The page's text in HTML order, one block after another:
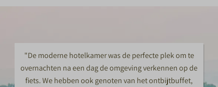
"De moderne hotelkamer was de perfecte plek om te
overnachten na een dag de omgeving verkennen op de
fiets. We hebben ook genoten van het ontbijtbuffet,